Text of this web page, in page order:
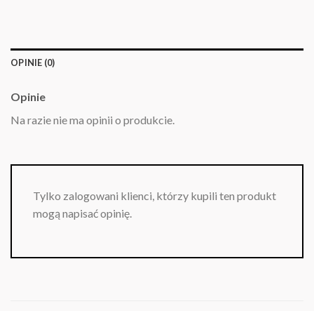
OPINIE (0)
Opinie
Na razie nie ma opinii o produkcie.
Tylko zalogowani klienci, którzy kupili ten produkt
mogą napisać opinię.